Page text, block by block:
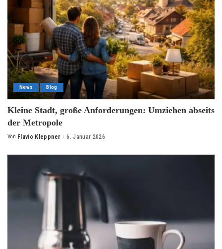
News Blog
Kleine Stadt, große Anforderungen: Umziehen abseits
der Metropole
Posted
Von Flavio Kleppner 6. Januar 2026